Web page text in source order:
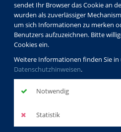
sendet Ihr Browser das Cookie an
wurden als zuverlässiger
um sich Informationen zu merken
Benutzers aufzuzeichnen. Bitte
Cookies ein.
Weitere Informationen finden Sie in
Datenschutzhinweisen.
Notwendig
Statistik